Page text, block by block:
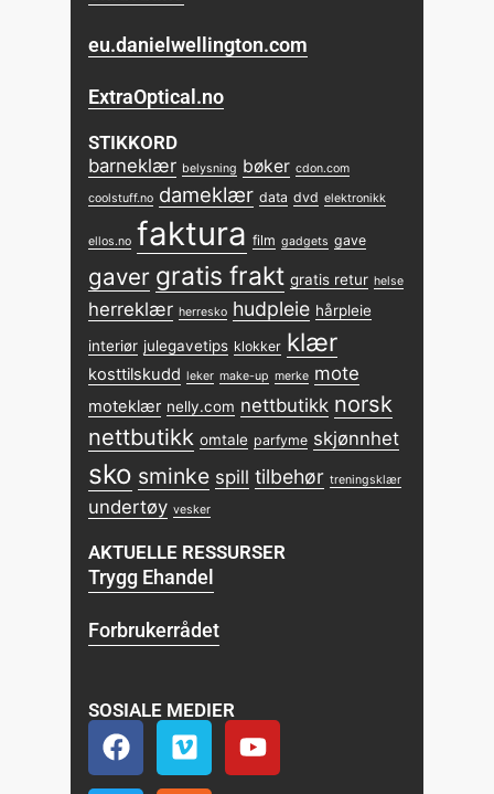
eu.danielwellington.com
ExtraOptical.no
STIKKORD
barneklær belysning bøker cdon.com
coolstuff.no dameklær data dvd elektronikk
ellos.no faktura film gadgets gave
gaver gratis frakt gratis retur helse
herreklær herresko hudpleie hårpleie
interiør julegavetips klokker klær
kosttilskudd leker make-up merke mote
moteklær nelly.com nettbutikk norsk
nettbutikk omtale parfyme skjønnhet
sko sminke spill tilbehør treningsklær
undertøy vesker
AKTUELLE RESSURSER
Trygg Ehandel
Forbrukerrådet
SOSIALE MEDIER